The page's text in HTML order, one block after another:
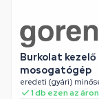
Burkolat
mosogatógép
eredeti (gyári)
1 db ezen az